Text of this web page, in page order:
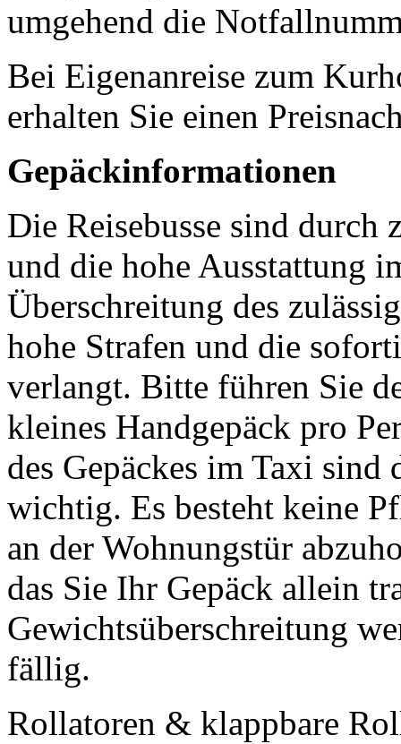
umgehend die
Bei Eigenanreise zum
erhalten Sie einen
Gepäckinformationen
Die Reisebusse sind durch
und die hohe Ausstattung
Überschreitung des
hohe Strafen und die
verlangt. Bitte führen Sie
kleines Handgepäck pro
des Gepäckes im Taxi sind
wichtig. Es besteht keine
an der Wohnungstür
das Sie Ihr Gepäck allein
Gewichtsüberschreitung
fällig.
Rollatoren & klappbare